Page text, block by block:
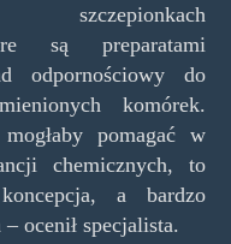
są preparatami
odpornościowy do
komórek.
pomagać w
chemicznych, to
a bardzo
ocenił specjalista.